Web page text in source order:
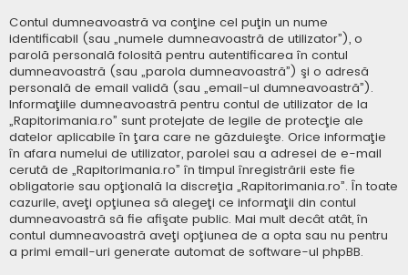
Contul dumneavoastră va conţine cel puţin un nume
identificabil (sau „numele dumneavoastră de utilizator”), o
parolă personală folosită pentru autentificarea în contul
dumneavoastră (sau „parola dumneavoastră”) şi o adresă
personală de email validă (sau „email-ul dumneavoastră”).
Informaţiile dumneavoastră pentru contul de utilizator de la
„Rapitorimania.ro” sunt protejate de legile de protecţie ale
datelor aplicabile în ţara care ne găzduieşte. Orice informaţie
în afara numelui de utilizator, parolei sau a adresei de e-mail
cerută de „Rapitorimania.ro” în timpul înregistrării este fie
obligatorie sau opţională la discreţia „Rapitorimania.ro”. În toate
cazurile, aveţi opţiunea să alegeţi ce informaţii din contul
dumneavoastră să fie afişate public. Mai mult decât atât, în
contul dumneavoastră aveţi opţiunea de a opta sau nu pentru
a primi email-uri generate automat de software-ul phpBB.